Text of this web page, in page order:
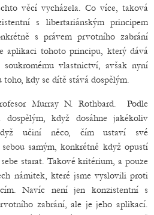
věcí vycházela. Co více, taková
s libertariánským principem
s právem prvotního zabrání
aplikaci tohoto principu, který dává
vlastnictví, avšak nyní
kdy se dítě stává dospělým.
Murray N. Rothbard. Podle
dospělým, když dosáhne jakékoliv
učiní něco, čím ustaví své
samým, konkrétně když opustí
starat. Takové kritérium, a pouze
námitek, které jsme vyslovili proti
Navíc není jen konzistentní s
zabrání, ale je jeho aplikací.